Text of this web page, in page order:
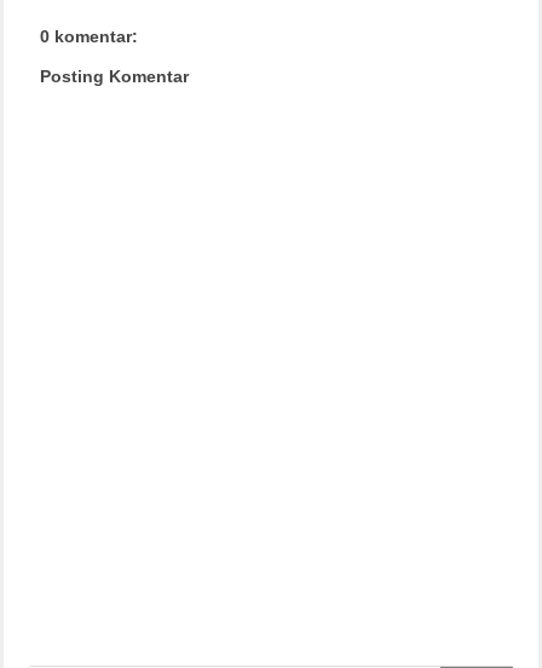
0 komentar:
Posting Komentar